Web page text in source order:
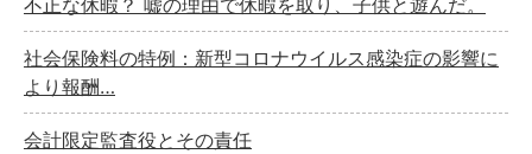
不正な休暇？ 嘘の理由で休暇を取り、子供と遊んだ。
社会保険料の特例：新型コロナウイルス感染症の影響に
より報酬…
会計限定監査役とその責任